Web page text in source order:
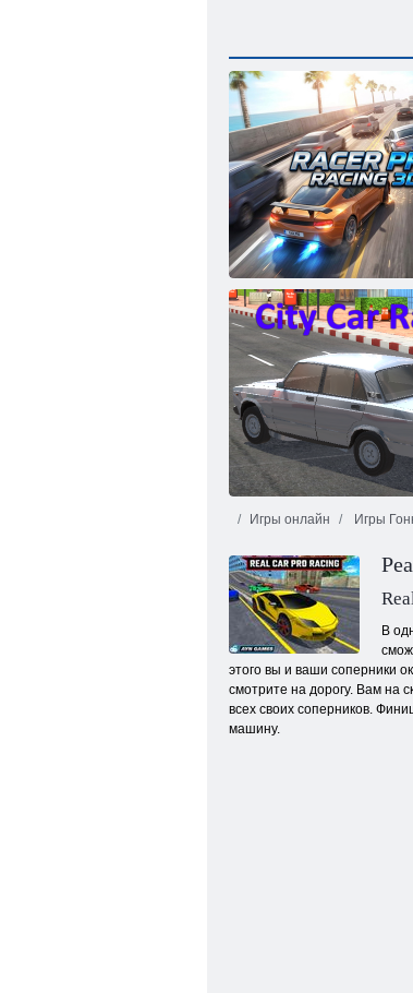
Профессиональный гонщик:
Гонка по городу
Игры онлайн Игры
В
этого вы и ваши соперники
смотрите на дорогу. Вам на
всех своих соперников.
машину.